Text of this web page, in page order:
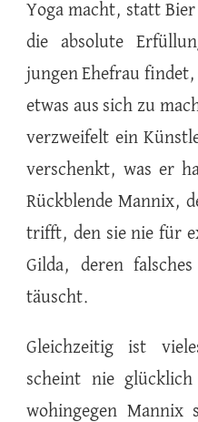
Yoga macht, statt
die absolute
jungen Ehefrau
etwas aus sich zu
verzweifelt ein
verschenkt, was er
Rückblende Mannix,
trifft, den sie nie für
Gilda, deren
täuscht.
Gleichzeitig ist
scheint nie
wohingegen